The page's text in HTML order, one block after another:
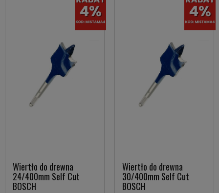
Wiertło do drewna
24/400mm Self Cut
BOSCH
Wiertło do drewna
30/400mm Self Cut
BOSCH